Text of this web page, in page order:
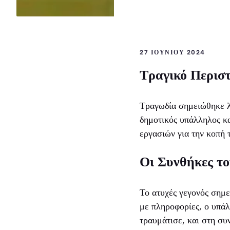
27 ΙΟΥΝΊΟΥ 2024
Τραγικό
Τραγωδία σημειώθηκε
δημοτικός υπάλληλος
εργασιών για την
Οι Συνθήκες
Το ατυχές γεγονός
με πληροφορίες, ο
τραυμάτισε, και στη